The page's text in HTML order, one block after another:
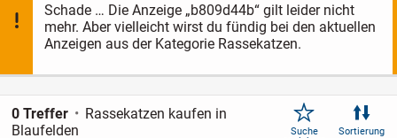
Schade … Die Anzeige „b809d44b“ gilt leider nicht
mehr. Aber vielleicht wirst du fündig bei den aktuellen
Anzeigen aus der Kategorie Rassekatzen.
0 Treffer
Rassekatzen kaufen in
Blaufelden
Suche
Sortierung